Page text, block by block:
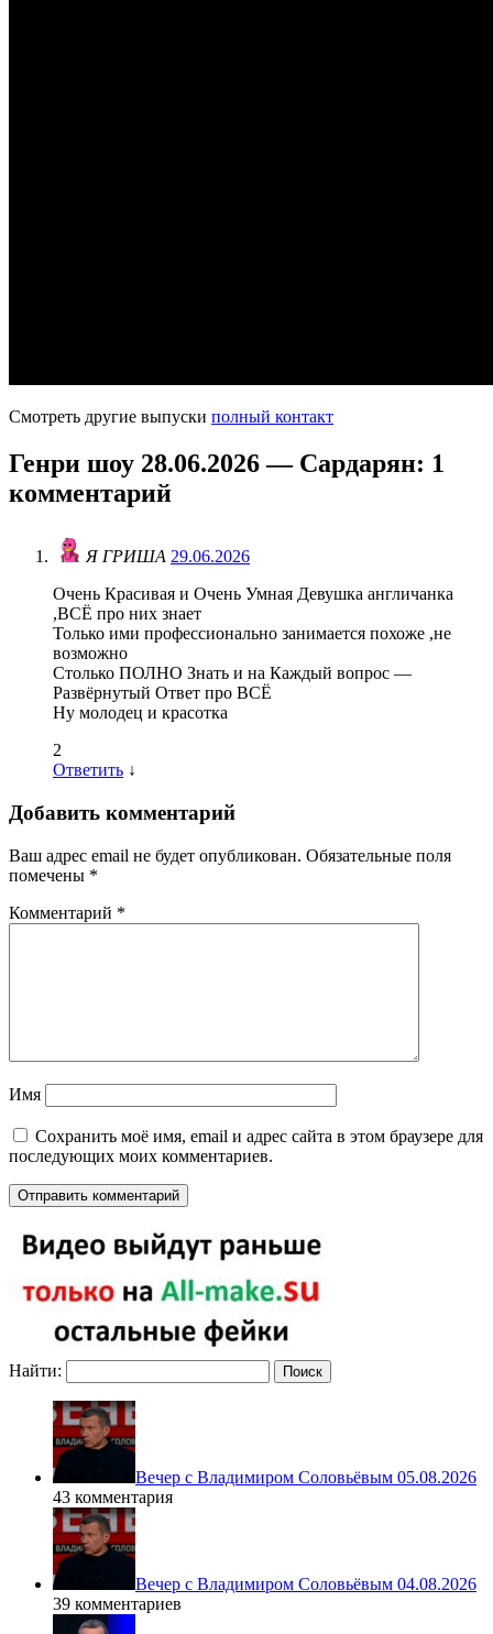
Смотреть другие выпуски полный контакт
Генри шоу 28.06.2026 — Сардарян: 1
комментарий
Я ГРИША 29.06.2026
Очень Красивая и Очень Умная Девушка англичанка
,ВСЁ про них знает
Только ими профессионально занимается похоже ,не
возможно
Столько ПОЛНО Знать и на Каждый вопрос —
Развёрнутый Ответ про ВСЁ
Ну молодец и красотка
2
Ответить ↓
Добавить комментарий
Ваш адрес email не будет опубликован. Обязательные поля
помечены *
Комментарий *
Имя
Сохранить моё имя, email и адрес сайта в этом браузере для
последующих моих комментариев.
Найти:
Вечер с Владимиром Соловьёвым 05.08.2026
43 комментария
Вечер с Владимиром Соловьёвым 04.08.2026
39 комментариев